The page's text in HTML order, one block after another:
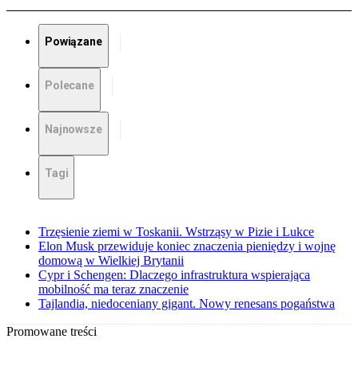
Powiązane
Polecane
Najnowsze
Tagi
Trzęsienie ziemi w Toskanii. Wstrząsy w Pizie i Lukce
Elon Musk przewiduje koniec znaczenia pieniędzy i wojnę
domową w Wielkiej Brytanii
Cypr i Schengen: Dlaczego infrastruktura wspierająca
mobilność ma teraz znaczenie
Tajlandia, niedoceniany gigant. Nowy renesans pogaństwa
Promowane treści